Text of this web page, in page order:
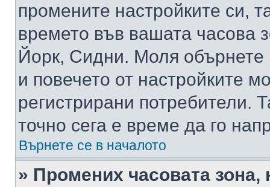
промените настройките си,
времето във вашата
Йорк, Сидни. Моля обърнете
и повечето от настройките
регистрирани потребители.
точно сега е време да го
Върнете се в началото
» Промених часовата